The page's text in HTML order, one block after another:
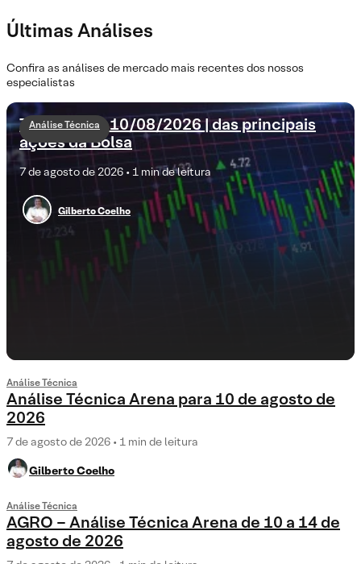
Últimas Análises
Confira as análises de mercado mais recentes dos nossos
especialistas
Análise Técnica
Tendências 10/08/2026 | das principais
ações da Bolsa
7 de agosto de 2026 • 1 min de leitura
Gilberto Coelho
Análise Técnica
Análise Técnica Arena para 10 de agosto de
2026
7 de agosto de 2026 • 1 min de leitura
Gilberto Coelho
Análise Técnica
AGRO – Análise Técnica Arena de 10 a 14 de
agosto de 2026